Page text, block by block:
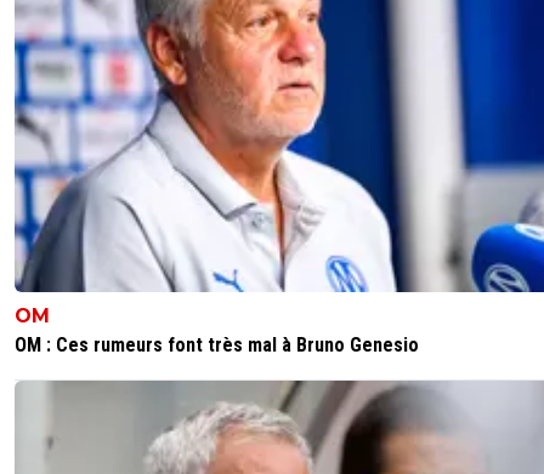
OM
OM : Ces rumeurs font très mal à Bruno Genesio